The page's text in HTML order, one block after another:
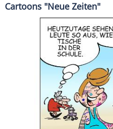
Cartoons "Neue Zeiten"